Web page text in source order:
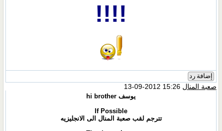
!!!!
إضافة رد
صعبة المنال 15:26 2012-09-13
يوسف hi brother
If Possible
تترجم لقب صعبة المنال الى الانجليزيه